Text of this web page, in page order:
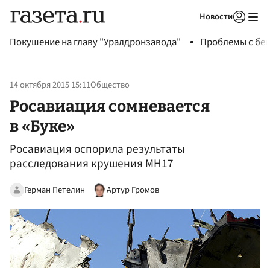
Новости
Покушение на главу "Уралдронзавода" Проблемы с
14 октября 2015 15:11Общество
Росавиация сомневается
в «Буке»
Росавиация оспорила результаты
расследования крушения MH17
Герман Петелин Артур Громов